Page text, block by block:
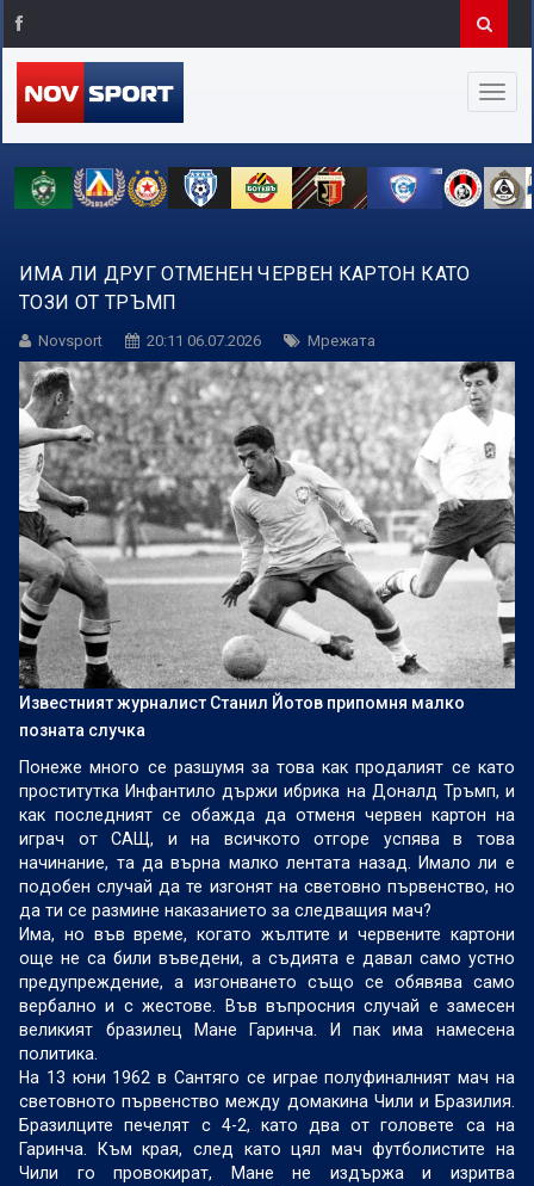
ИМА ЛИ ДРУГ ОТМЕНЕН ЧЕРВЕН КАРТОН КАТО
ТОЗИ ОТ ТРЪМП
Novsport 20:11 06.07.2026 Мрежата
Известният журналист Станил Йотов припомня малко
позната случка
Понеже много се разшумя за това как продалият се като
проститутка Инфантило държи ибрика на Доналд Тръмп, и
как последният се обажда да отменя червен картон на
играч от САЩ, и на всичкото отгоре успява в това
начинание, та да върна малко лентата назад. Имало ли е
подобен случай да те изгонят на световно първенство, но
да ти се размине наказанието за следващия мач?
Има, но във време, когато жълтите и червените картони
още не са били въведени, а съдията е давал само устно
предупреждение, а изгонването също се обявява само
вербално и с жестове. Във въпросния случай е замесен
великият бразилец Мане Гаринча. И пак има намесена
политика.
На 13 юни 1962 в Сантяго се играе полуфиналният мач на
световното първенство между домакина Чили и Бразилия.
Бразилците печелят с 4-2, като два от головете са на
Гаринча. Към края, след като цял мач футболистите на
Чили го провокират, Мане не издържа и изритва